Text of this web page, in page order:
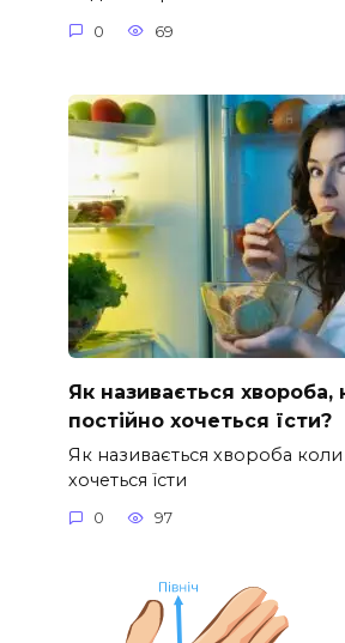
0 69
Як називається хвороба,
постійно хочеться їсти?
Як називається хвороба коли
хочеться їсти
0 97